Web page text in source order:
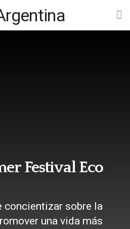
Festival Eco
concientizar sobre la
una vida más